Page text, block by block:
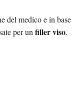
del medico e in base
per un filler viso.